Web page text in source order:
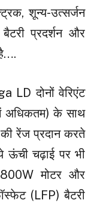
शून्य-उत्सर्जन
प्रदर्शन और
LD दोनों वेरिएंट
अधिकतम) के साथ
रेंज प्रदान करते
ऊंची चढ़ाई पर भी
मोटर और
(LFP) बैटरी